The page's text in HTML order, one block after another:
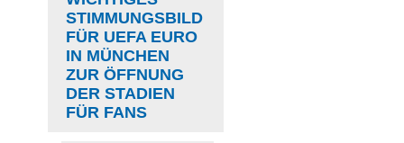
STIMMUNGSBILD
FÜR UEFA EURO
IN MÜNCHEN
ZUR ÖFFNUNG
DER STADIEN
FÜR FANS